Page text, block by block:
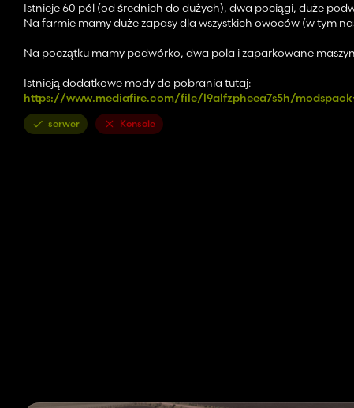
Istnieje 60 pól (od średnich do dużych), dwa pociągi, duże
Na farmie mamy duże zapasy dla wszystkich owoców (w tym
Na początku mamy podwórko, dwa pola i zaparkowane
Istnieją dodatkowe mody do pobrania tutaj:
https://www.mediafire.com/file/l9alfzpheea7s5h/
serwer Konsole